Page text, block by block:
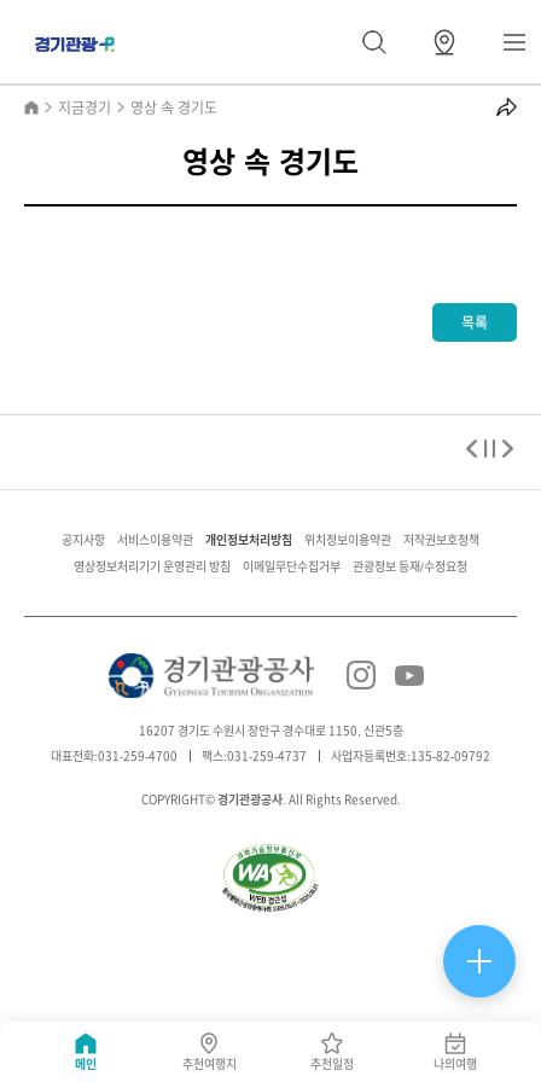
메인 추천여행지 추천일정 나의여행
지금경기 영상 속 경기도
영상 속 경기도
목록
공지사항 서비스이용약관 개인정보처리방침 위치정보이용약관 저작권보호정책
영상정보처리기기 운영관리 방침 이메일무단수집거부 관광정보 등재/수정요청
16207 경기도 수원시 장안구 경수대로 1150, 신관5층
대표전화:031-259-4700 팩스:031-259-4737 사업자등록번호:135-82-09792
COPYRIGHT© 경기관광공사. All Rights Reserved.